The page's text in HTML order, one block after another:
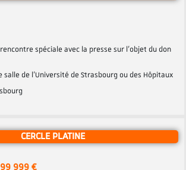
spéciale avec la presse sur l’objet du don
salle de l’Université de Strasbourg ou des Hôpitaux
CERCLE PLATINE
999 €